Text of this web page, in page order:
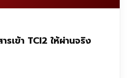
เข้า TCI2 ให้ผ่านจริง